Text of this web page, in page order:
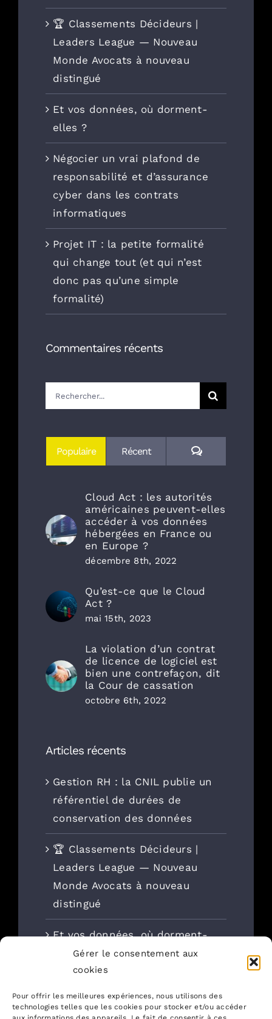
Gérer le consentement aux
cookies
Pour offrir les meilleures expériences, nous utilisons des
technologies telles que les cookies pour stocker et/ou accéder
🏆 Classements Décideurs |
Leaders League — Nouveau
Monde Avocats à nouveau
distingué
Et vos données, où dorment-
elles ?
Négocier un vrai plafond de
responsabilité et d’assurance
cyber dans les contrats
informatiques
Projet IT : la petite formalité
qui change tout (et qui n’est
donc pas qu’une simple
formalité)
Commentaires récents
Rechercher:
Populaire Récent Commentaires
Cloud Act : les autorités
américaines peuvent-elles
accéder à vos données
hébergées en France ou
en Europe ?
décembre 8th, 2022
Qu’est-ce que le Cloud
Act ?
mai 15th, 2023
La violation d’un contrat
de licence de logiciel est
bien une contrefaçon, dit
la Cour de cassation
octobre 6th, 2022
Articles récents
Gestion RH : la CNIL publie un
référentiel de durées de
conservation des données
🏆 Classements Décideurs |
Leaders League — Nouveau
Monde Avocats à nouveau
distingué
Et vos données, où dorment-
elles ?
responsabilité et d’assurance